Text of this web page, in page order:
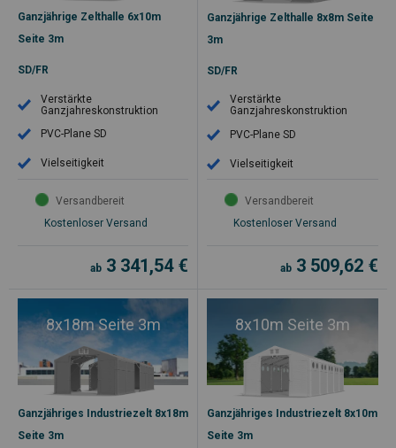
Ganzjährige Zelthalle 6x10m
Seite 3m
SD/FR
Verstärkte
Ganzjahreskonstruktion
PVC-Plane SD
Vielseitigkeit
Versandbereit
Kostenloser Versand
ab 3 341,54 €
Ganzjährige Zelthalle 8x8m Seite
3m
SD/FR
Verstärkte
Ganzjahreskonstruktion
PVC-Plane SD
Vielseitigkeit
Versandbereit
Kostenloser Versand
ab 3 509,62 €
8x18m Seite 3m
Ganzjähriges Industriezelt 8x18m
Seite 3m
8x10m Seite 3m
Ganzjähriges Industriezelt 8x10m
Seite 3m